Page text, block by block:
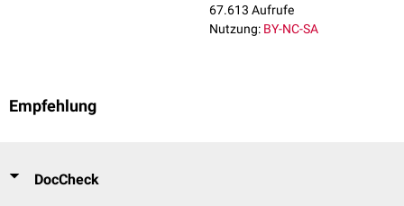
67.613 Aufrufe
Nutzung: BY-NC-SA
Empfehlung
DocCheck